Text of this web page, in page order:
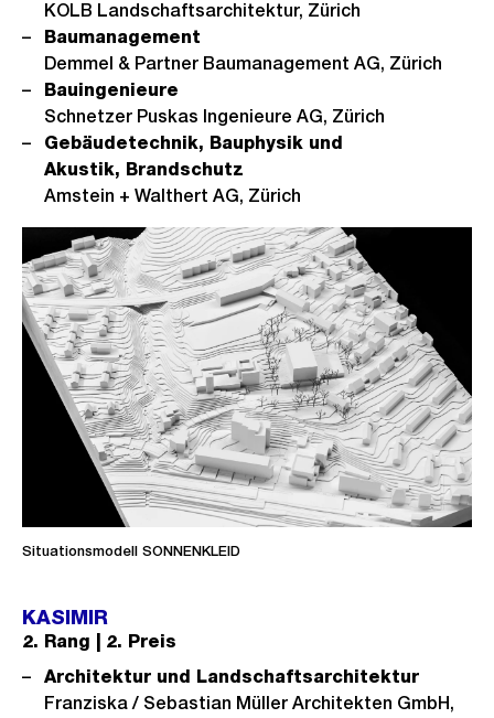
KOLB Landschaftsarchitektur, Zürich
Baumanagement
Demmel & Partner Baumanagement AG, Zürich
Bauingenieure
Schnetzer Puskas Ingenieure AG, Zürich
Gebäudetechnik, Bauphysik und
Akustik, Brandschutz
Amstein + Walthert AG, Zürich
Situationsmodell SONNENKLEID
KASIMIR
2. Rang | 2. Preis
Architektur und Landschaftsarchitektur
Franziska / Sebastian Müller Architekten GmbH,